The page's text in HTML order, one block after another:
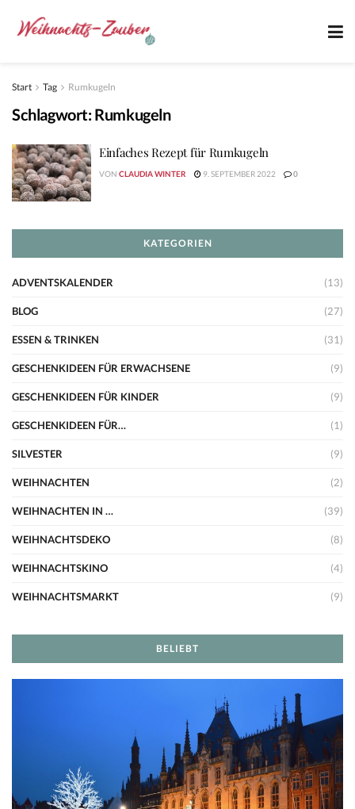
Start Tag Rumkugeln
Schlagwort:Rumkugeln
Einfaches Rezept für Rumkugeln
VON CLAUDIA WINTER 9. SEPTEMBER 2022 0
KATEGORIEN
ADVENTSKALENDER (13)
BLOG (27)
ESSEN & TRINKEN (31)
GESCHENKIDEEN FÜR ERWACHSENE (9)
GESCHENKIDEEN FÜR KINDER (9)
GESCHENKIDEEN FÜR… (1)
SILVESTER (9)
WEIHNACHTEN (2)
WEIHNACHTEN IN … (39)
WEIHNACHTSDEKO (8)
WEIHNACHTSKINO (4)
WEIHNACHTSMARKT (9)
BELIEBT